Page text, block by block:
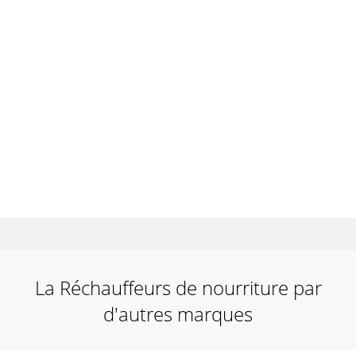
La Réchauffeurs de nourriture par
d'autres marques